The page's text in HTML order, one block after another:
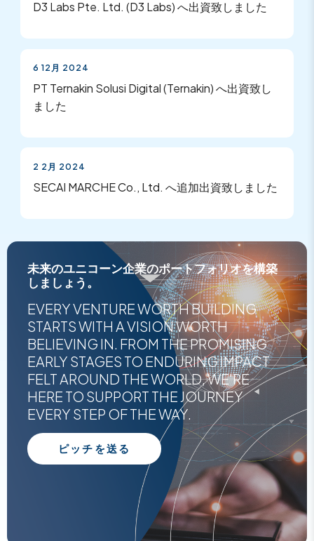
D3 Labs Pte. Ltd. (D3 Labs) へ出資致しました
6 12月 2024
PT Ternakin Solusi Digital (Ternakin) へ出資致し
ました
2 2月 2024
SECAI MARCHE Co., Ltd. へ追加出資致しました
未来のユニコーン企業のポートフォリオを構築
しましょう。
EVERY VENTURE WORTH BUILDING
STARTS WITH A VISION WORTH
BELIEVING IN. FROM THE PROMISING
EARLY STAGES TO ENDURING IMPACT
FELT AROUND THE WORLD, WE'RE
HERE TO SUPPORT THE JOURNEY
EVERY STEP OF THE WAY.
ピッチを送る